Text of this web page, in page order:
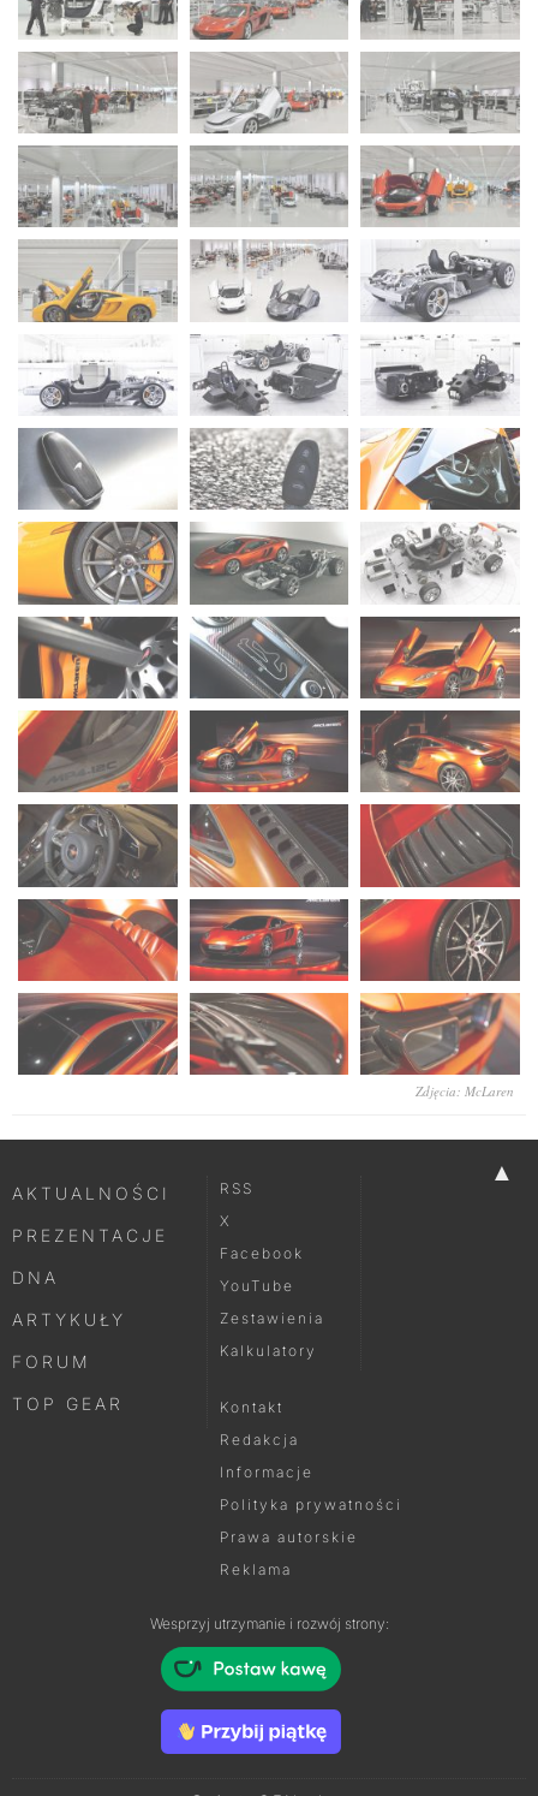
Zdjęcia: McLaren
▲
AKTUALNOŚCI
PREZENTACJE
DNA
ARTYKUŁY
FORUM
TOP GEAR
RSS
X
Facebook
YouTube
Zestawienia
Kalkulatory
Kontakt
Redakcja
Informacje
Polityka prywatności
Prawa autorskie
Reklama
Wesprzyj utrzymanie i rozwój strony: